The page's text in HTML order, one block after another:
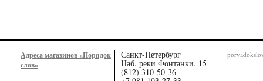
Адреса магазинов «Порядок
слов»
Санкт-Петербург
Наб. реки Фонтанки, 15
(812) 310-50-36